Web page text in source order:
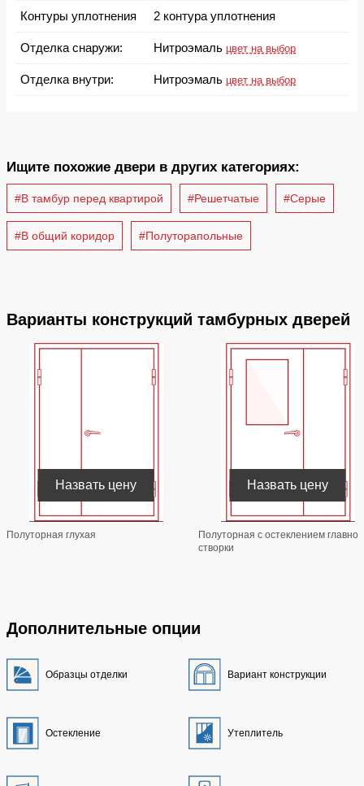
Контуры уплотнения 2 контура уплотнения
Отделка снаружи: Нитроэмаль цвет на выбор
Отделка внутри: Нитроэмаль цвет на выбор
Ищите похожие двери в других категориях:
#В тамбур перед квартирой #Решетчатые #Серые
#В общий коридор #Полуторапольные
Варианты конструкций тамбурных дверей
Полуторная глухая
Назвать цену
Полуторная с остеклением главной
створки
Назвать цену
Дополнительные опции
Образцы отделки Вариант конструкции
Остекление Утеплитель